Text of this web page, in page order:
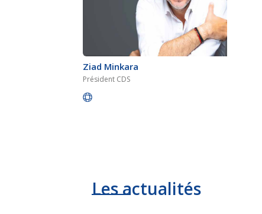
Ziad Minkara
Président CDS
Les actualités